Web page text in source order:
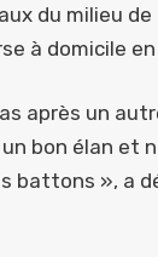
du milieu
à domicile
après un
bon élan et
battons », a